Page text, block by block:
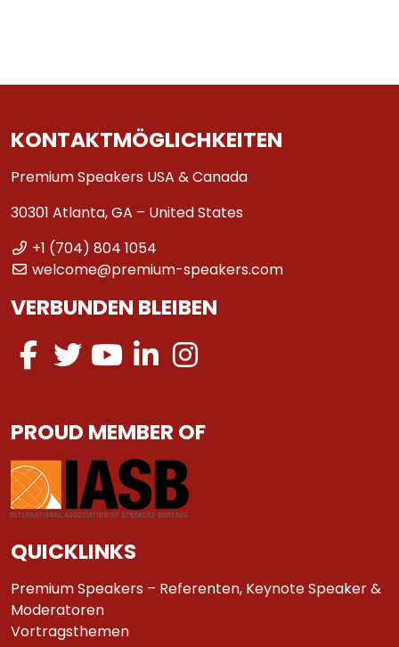
KONTAKTMÖGLICHKEITEN
Premium Speakers USA & Canada
30301 Atlanta, GA – United States
+1 (704) 804 1054
welcome@premium-speakers.com
VERBUNDEN BLEIBEN
PROUD MEMBER OF
QUICKLINKS
Premium Speakers – Referenten, Keynote Speaker &
Moderatoren
Vortragsthemen